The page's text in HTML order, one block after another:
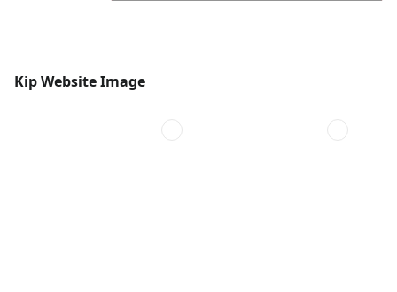
Kip Website Image